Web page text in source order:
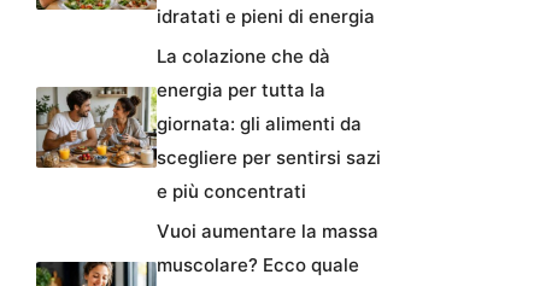
idratati e pieni di energia
La colazione che dà
energia per tutta la
giornata: gli alimenti da
scegliere per sentirsi sazi
e più concentrati
Vuoi aumentare la massa
muscolare? Ecco quale